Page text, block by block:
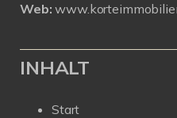
Web:
INHALT
Start